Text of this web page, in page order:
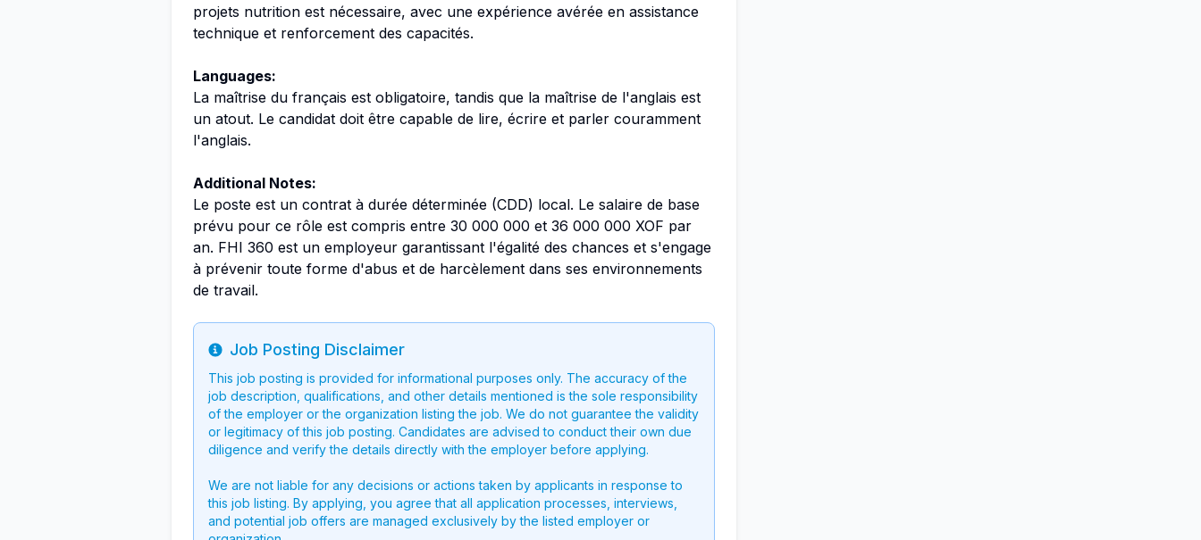
projets nutrition est nécessaire, avec une expérience avérée en assistance
technique et renforcement des capacités.
Languages:
La maîtrise du français est obligatoire, tandis que la maîtrise de l'anglais est
un atout. Le candidat doit être capable de lire, écrire et parler couramment
l'anglais.
Additional Notes:
Le poste est un contrat à durée déterminée (CDD) local. Le salaire de base
prévu pour ce rôle est compris entre 30 000 000 et 36 000 000 XOF par
an. FHI 360 est un employeur garantissant l'égalité des chances et s'engage
à prévenir toute forme d'abus et de harcèlement dans ses environnements
de travail.
Info
Job Posting Disclaimer
This job posting is provided for informational purposes only. The accuracy of the
job description, qualifications, and other details mentioned is the sole responsibility
of the employer or the organization listing the job. We do not guarantee the validity
or legitimacy of this job posting. Candidates are advised to conduct their own due
diligence and verify the details directly with the employer before applying.
We are not liable for any decisions or actions taken by applicants in response to
this job listing. By applying, you agree that all application processes, interviews,
and potential job offers are managed exclusively by the listed employer or